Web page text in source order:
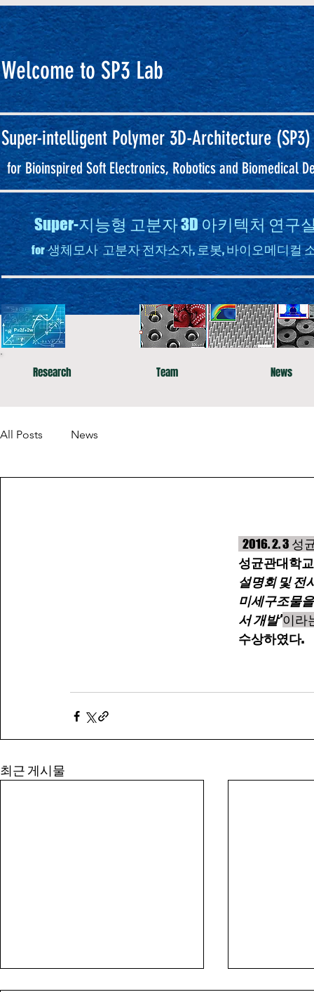
Welcome to SP3 Lab
Super-intelligentPolymer 3D-Architecture (SP3)
for Bioinspired Soft Electronics, Robotics and Biomedical
Super-지능형 고분자 3D 아키텍처 연
for 생체모사 고분자 전자소자, 로봇, 바이오메디컬
Research Team News
All Posts News
2016. 2. 3
성균관대학
설명회 및 전
미세구조물
서 개발”이라
수상하였다.
최근 게시물